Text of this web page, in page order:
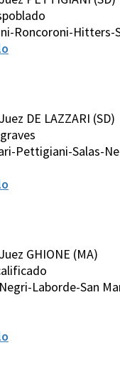
Roncoroni-Hitters-
DE LAZZARI (SD)
Pettigiani-Salas-
GHIONE (MA)
Laborde-San